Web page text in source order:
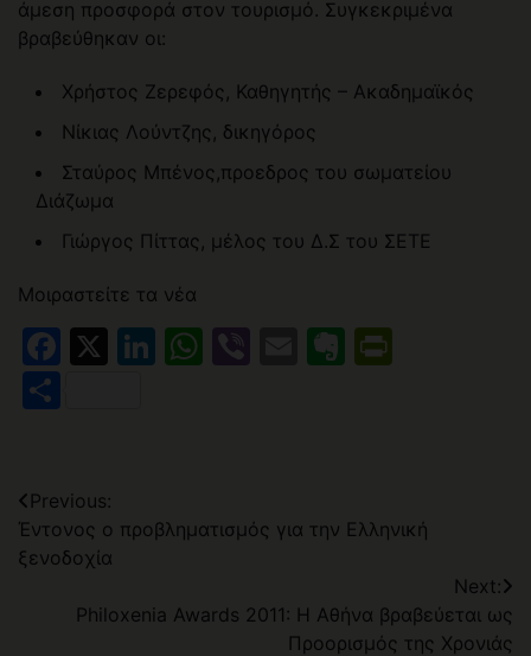
άμεση προσφορά στον τουρισμό. Συγκεκριμένα
βραβεύθηκαν οι:
Χρήστος Ζερεφός, Καθηγητής – Ακαδημαϊκός
Νίκιας Λούντζης, δικηγόρος
Σταύρος Μπένος,προεδρος του σωματείου
Διάζωμα
Γιώργος Πίττας, μέλος του Δ.Σ του ΣΕΤΕ
Μοιραστείτε τα νέα
Facebook
X LinkedIn
WhatsApp
ViberEmailEvernote
Πλοήγηση
άρθρων
Previous:
Έντονος ο προβληματισμός για την Ελληνική
ξενοδοχία
Next:
Philoxenia Awards 2011: Η Αθήνα βραβεύεται ως
Προορισμός της Χρονιάς